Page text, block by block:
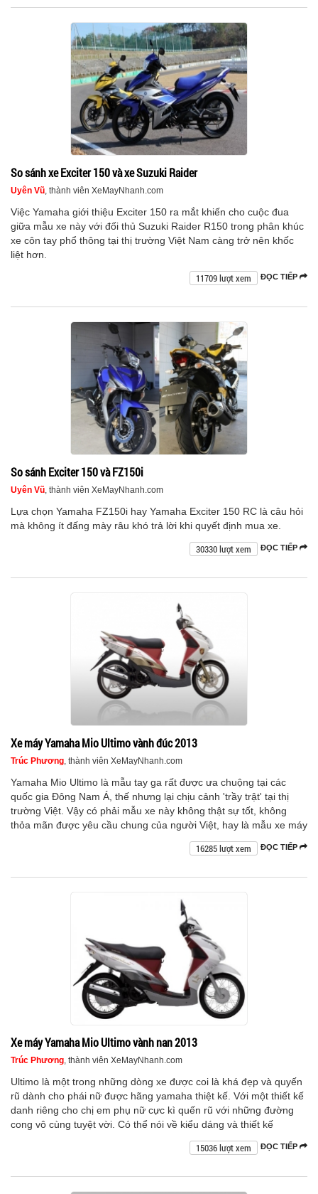
So sánh xe Exciter 150 và xe Suzuki Raider
Uyên Vũ, thành viên XeMayNhanh.com
Việc Yamaha giới thiệu Exciter 150 ra mắt khiến cho cuộc đua
giữa mẫu xe này với đối thủ Suzuki Raider R150 trong phân khúc
xe côn tay phổ thông tại thị trường Việt Nam càng trở nên khốc
liệt hơn.
ĐỌC TIẾP
11709 lượt xem
So sánh Exciter 150 và FZ150i
Uyên Vũ, thành viên XeMayNhanh.com
Lựa chọn Yamaha FZ150i hay Yamaha Exciter 150 RC là câu hỏi
mà không ít đấng mày râu khó trả lời khi quyết định mua xe.
ĐỌC TIẾP
30330 lượt xem
Xe máy Yamaha Mio Ultimo vành đúc 2013
Trúc Phương, thành viên XeMayNhanh.com
Yamaha Mio Ultimo là mẫu tay ga rất được ưa chuộng tại các
quốc gia Đông Nam Á, thế nhưng lại chịu cảnh 'trầy trật' tại thị
trường Việt. Vậy có phải mẫu xe này không thật sự tốt, không
thỏa mãn được yêu cầu chung của người Việt, hay là mẫu xe máy
ĐỌC TIẾP
16285 lượt xem
Xe máy Yamaha Mio Ultimo vành nan 2013
Trúc Phương, thành viên XeMayNhanh.com
Ultimo là một trong những dòng xe được coi là khá đẹp và quyến
rũ dành cho phái nữ được hãng yamaha thiệt kế. Với một thiết kế
danh riêng cho chị em phụ nữ cực kì quến rũ với những đường
cong vô cùng tuyệt vời. Có thể nói về kiểu dáng và thiết kế
ĐỌC TIẾP
15036 lượt xem